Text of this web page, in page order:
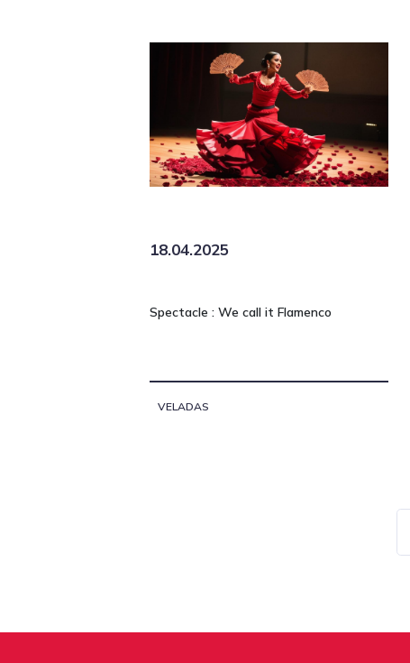
18.04.2025
Spectacle : We call it Flamenco
VELADAS